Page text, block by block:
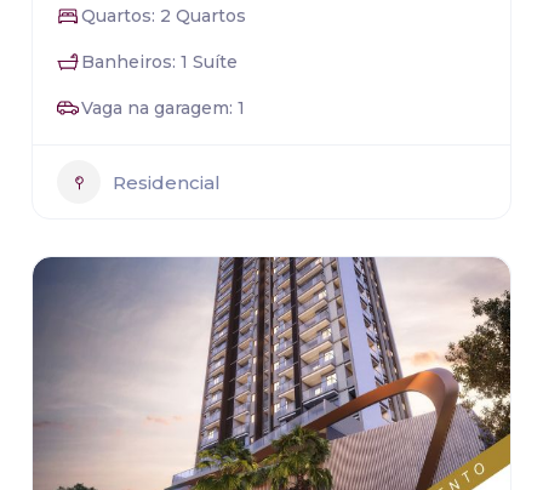
Quartos: 2 Quartos
Banheiros: 1 Suíte
Vaga na garagem: 1
Residencial